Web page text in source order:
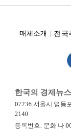
매체소개 전국
한국의 경제뉴
07236 서울시 영등
2140
등록번호: 문화 나